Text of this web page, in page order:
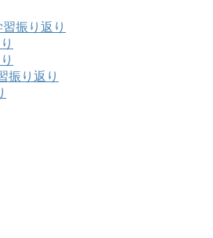
振り返り
振り返り